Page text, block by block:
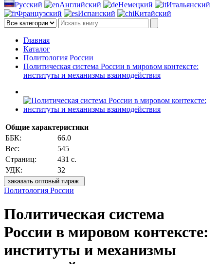
Русский Английский Немецкий
Итальянский
Французский
Испанский Китайский
Главная
Каталог
Политология России
Политическая система России в мировом контексте:
институты и механизмы взаимодействия
Общие характеристики
ББК:
66.0
Вес:
545
Страниц:
431 с.
УДК:
32
заказать оптовый тираж
Политология России
Политическая система
России в мировом контексте:
институты и механизмы